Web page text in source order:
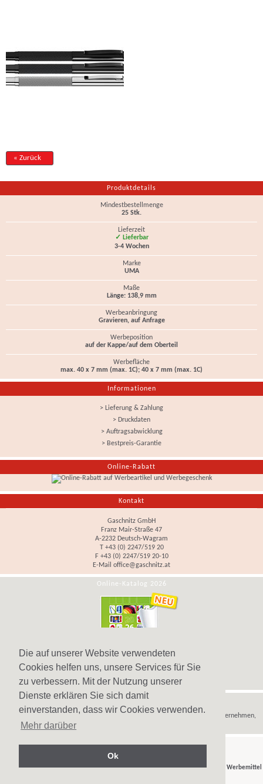
Die auf unserer Website verwendeten
Cookies helfen uns, unsere Services für Sie
zu verbessern. Mit der Nutzung unserer
Dienste erklären Sie sich damit
einverstanden, dass wir Cookies verwenden.
Mehr darüber
Ok
« Zurück
Produktdetails
Mindestbestellmenge
25 Stk.
Lieferzeit
✓ Lieferbar
3-4 Wochen
Marke
UMA
Maße
Länge: 138,9 mm
Werbeanbringung
Gravieren, auf Anfrage
Werbeposition
auf der Kappe/auf dem Oberteil
Werbefläche
max. 40 x 7 mm (max. 1C); 40 x 7 mm (max. 1C)
Informationen
> Lieferung & Zahlung
> Druckdaten
> Auftragsabwicklung
> Bestpreis-Garantie
Online-Rabatt
Kontakt
Gaschnitz GmbH
Franz Mair-Straße 47
A-2232 Deutsch-Wagram
T +43 (0) 2247/519 20
F +43 (0) 2247/519 20-10
E-Mail office@gaschnitz.at
Online-Katalog 2026
Hinweis
Werbeartikel
nur an Unternehmen,
© Gaschnitz GmbH 2007-2026 - Ihr Partner fürWerbeartikel,Werbegeschenke
Werbemittel